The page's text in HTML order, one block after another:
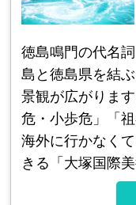
徳島鳴門の代名
島と徳島県を結
景観が広がりま
危・小歩危」「
海外に行かなく
きる「大塚国際